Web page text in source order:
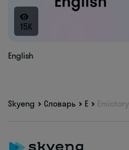
15K
English
Skyeng Словарь E Emictory